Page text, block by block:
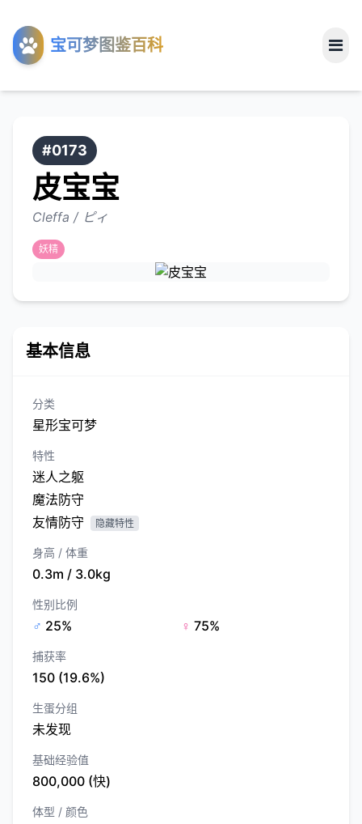
宝可梦图鉴百科
工具
关于
#0173
皮宝宝
Cleffa / ピィ
妖精
基本信息
分类
星形宝可梦
特性
迷人之躯
魔法防守
友情防守
隐藏特性
身高 / 体重
0.3m / 3.0kg
性别比例
♂ 25% ♀ 75%
捕获率
150 (19.6%)
生蛋分组
未发现
基础经验值
800,000 (快)
体型 / 颜色